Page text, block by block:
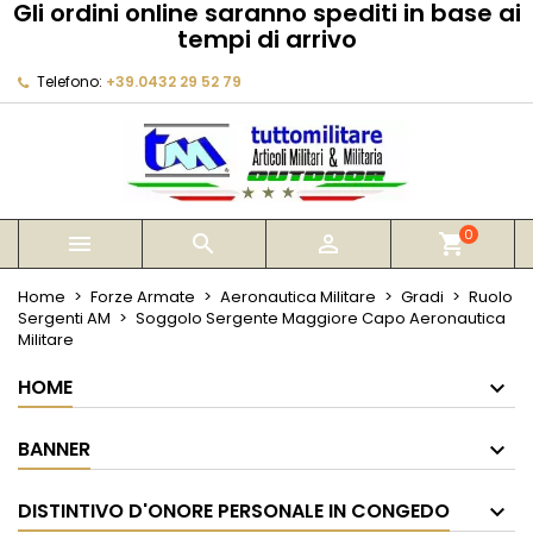
Gli ordini online saranno spediti in base ai
tempi di arrivo
Telefono: +39.0432 29 52 79
   shopping_cart0
Home Forze Armate Aeronautica Militare Gradi
Ruolo
Sergenti AM
Soggolo Sergente Maggiore Capo Aeronautica
Militare
HOME
BANNER
DISTINTIVO D'ONORE PERSONALE IN CONGEDO
My wishlists
add_circle_outline Create new list
Crea lista dei desideri
Annulla Crea lista dei desideri
Devi avere effettuato l'accesso per salvare dei
prodotti nella tua lista dei desideri.
Annulla